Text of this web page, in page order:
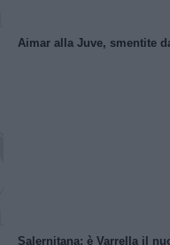
Aimar alla Juve, smentite
Salernitana: è Varrella il